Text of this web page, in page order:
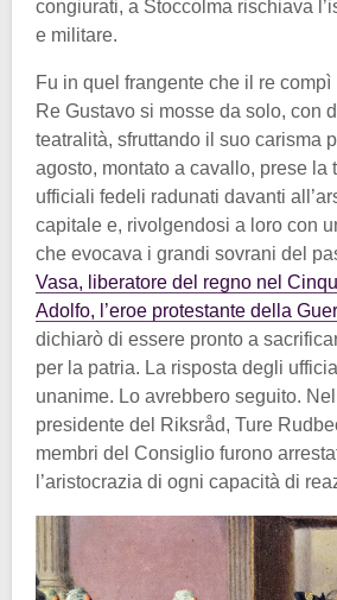
congiurati, a Stoccolma rischiava
e militare.
Fu in quel frangente che il re
Re Gustavo si mosse da solo, con
teatralità, sfruttando il suo carisma
agosto, montato a cavallo, prese la
ufficiali fedeli radunati davanti
capitale e, rivolgendosi a loro con
che evocava i grandi sovrani del
Vasa, liberatore del regno nel
Adolfo, l’eroe protestante della
dichiarò di essere pronto a
per la patria. La risposta degli
unanime. Lo avrebbero seguito. Nel
presidente del Riksråd, Ture
membri del Consiglio furono
l’aristocrazia di ogni capacità di